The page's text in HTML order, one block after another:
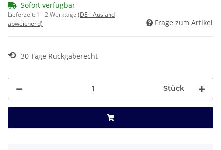
Sofort verfügbar
Lieferzeit: 1 - 2 Werktage (DE - Ausland
abweichend)
Frage zum Artikel
⟲ 30 Tage Rückgaberecht
Stück